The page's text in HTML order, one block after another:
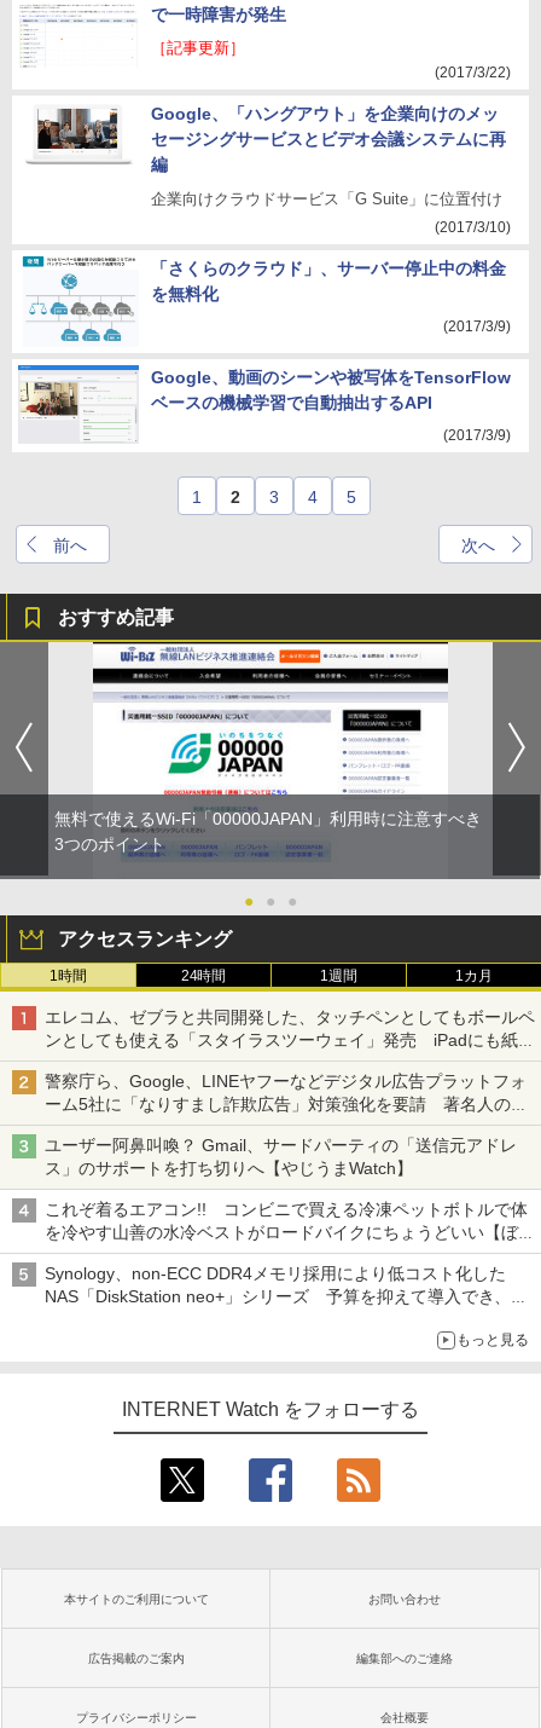
で一時障害が発生
［記事更新］
(2017/3/22)
Google、「ハングアウト」を企業向けのメッ
セージングサービスとビデオ会議システムに再
編
企業向けクラウドサービス「G Suite」に位置付け
(2017/3/10)
「さくらのクラウド」、サーバー停止中の料金
を無料化
(2017/3/9)
Google、動画のシーンや被写体をTensorFlow
ベースの機械学習で自動抽出するAPI
(2017/3/9)
前へ
1 2 3 4 5
次へ
おすすめ記事
無料で使えるWi-Fi「00000JAPAN」利用時に注意すべき
3つのポイント
● ● ●
アクセスランキング
1時間 24時間 1週間 1カ月
エレコム、ゼブラと共同開発した、タッチペンとしてもボールペ
ンとしても使える「スタイラスツーウェイ」発売 iPadにも紙に
も、持ち替えずに書き込める
警察庁ら、Google、LINEヤフーなどデジタル広告プラットフォ
ーム5社に「なりすまし詐欺広告」対策強化を要請 著名人の写
真や映像を使った投資詐欺などへの対策として
ユーザー阿鼻叫喚？ Gmail、サードパーティの「送信元アドレ
ス」のサポートを打ち切りへ【やじうまWatch】
これぞ着るエアコン!! コンビニで買える冷凍ペットボトルで体
を冷やす山善の水冷ベストがロードバイクにちょうどいい【ぼっ
ち・ざ・ろーど！その14】【空いた時間でなにしてる？】
Synology、non-ECC DDR4メモリ採用により低コスト化した
NAS「DiskStation neo+」シリーズ 予算を抑えて導入でき、
もっと見る
INTERNET Watch をフォローする
本サイトのご利用について お問い合わせ
広告掲載のご案内 編集部へのご連絡
プライバシーポリシー 会社概要